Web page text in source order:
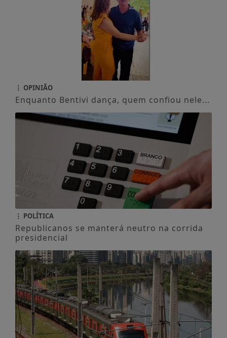
OPINIÃO
Enquanto Bentivi dança, quem confiou nele...
POLÍTICA
Republicanos se manterá neutro na corrida
presidencial